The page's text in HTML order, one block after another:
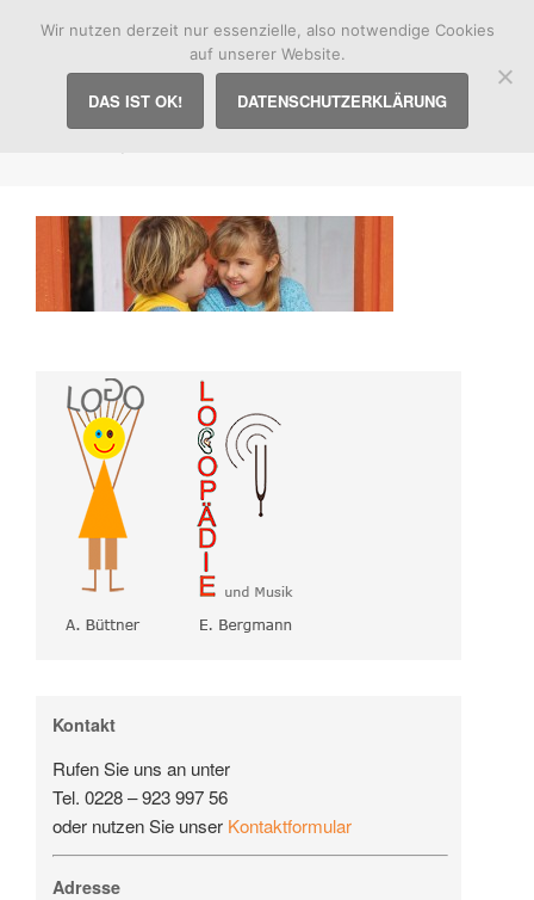
Praxis für Logopädie
Junge und Maedchen stehen an Fenster,
Kontakt
Rufen Sie uns an unter
Tel. 0228 – 923 997 56
oder nutzen Sie unser Kontaktformular
Adresse
Wir nutzen derzeit nur essenzielle, also notwendige Cookies
auf unserer Website.
DAS IST OK! DATENSCHUTZERKLÄRUNG